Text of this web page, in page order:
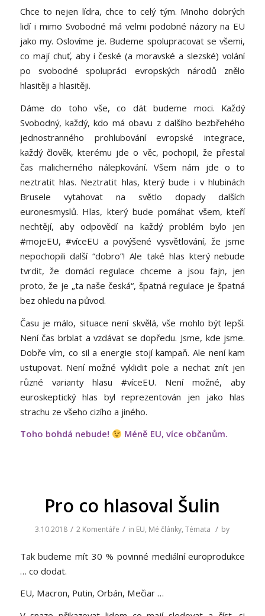
Chce to nejen lídra, chce to celý tým. Mnoho dobrých
lidí i mimo Svobodné má velmi podobné názory na EU
jako my. Oslovíme je. Budeme spolupracovat se všemi,
co mají chuť, aby i české (a moravské a slezské) volání
po svobodné spolupráci evropských národů znělo
hlasitěji a hlasitěji.
Dáme do toho vše, co dát budeme moci. Každý
Svobodný, každý, kdo má obavu z dalšího bezbřehého
jednostranného prohlubování evropské integrace,
každý člověk, kterému jde o věc, pochopil, že přestal
čas malicherného nálepkování. Všem nám jde o to
neztratit hlas. Neztratit hlas, který bude i v hlubinách
Brusele vytahovat na světlo dopady dalších
euronesmyslů. Hlas, který bude pomáhat všem, kteří
nechtějí, aby odpovědí na každý problém bylo jen
#mojeEU, #víceEU a povýšené vysvětlování, že jsme
nepochopili další “dobro”! Ale také hlas který nebude
tvrdit, že domácí regulace chceme a jsou fajn, jen
proto, že je „ta naše česká“, špatná regulace je špatná
bez ohledu na původ.
Času je málo, situace není skvělá, vše mohlo být lepší.
Není čas brblat a vzdávat se dopředu. Jsme, kde jsme.
Dobře vím, co sil a energie stojí kampaň. Ale není kam
ustupovat. Není možné vyklidit pole a nechat znít jen
různé varianty hlasu #víceEU. Není možné, aby
euroskeptický hlas byl reprezentován jen jako hlas
strachu ze všeho cizího a jiného.
Toho bohdá nebude!
Méně EU, více občanům.
Pro co hlasoval Šulin
3.10.2018 / 2 Komentáře / in EU, Mé články,Témata / by
Tak budeme mít 30 % povinné mediální europrodukce
… co dodat.
EU, Macron, Putin, Orbán, Mečiar …